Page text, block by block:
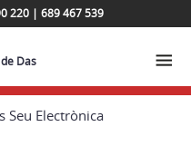
220 | 689 467 539
Das
Seu Electrònica